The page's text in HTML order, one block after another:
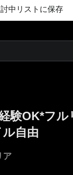
中リストに保存
験OK*フ
自由
ア